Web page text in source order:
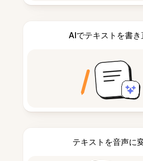
AIでテキストを書き
テキストを音声に